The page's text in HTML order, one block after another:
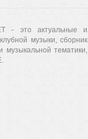
- это актуальные и
музыки, сборник
музыкальной тематики,